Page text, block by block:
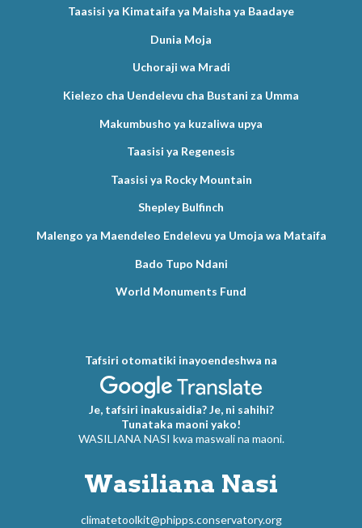
Taasisi ya Kimataifa ya Maisha ya Baadaye
Dunia Moja
Uchoraji wa Mradi
Kielezo cha Uendelevu cha Bustani za Umma
Makumbusho ya kuzaliwa upya
Taasisi ya Regenesis
Taasisi ya Rocky Mountain
Shepley Bulfinch
Malengo ya Maendeleo Endelevu ya Umoja wa Mataifa
Bado Tupo Ndani
World Monuments Fund
Tafsiri otomatiki inayoendeshwa na
Je, tafsiri inakusaidia? Je, ni sahihi?
Tunataka maoni yako!
WASILIANA NASI kwa maswali na maoni.
Wasiliana Nasi
climatetoolkit@phipps.conservatory.org